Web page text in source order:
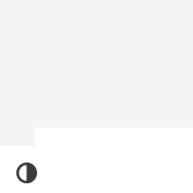
UMSCHALTEN AUF HOHE